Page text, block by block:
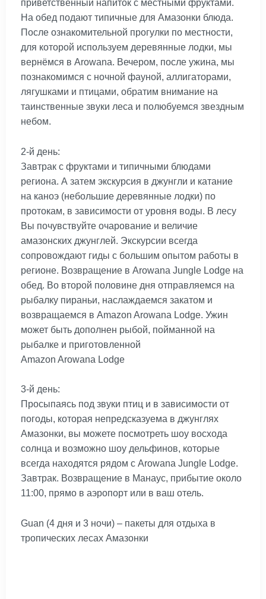
приветственный напиток с местными фруктами.
На обед подают типичные для Амазонки блюда.
После ознакомительной прогулки по местности,
для которой используем деревянные лодки, мы
вернёмся в Arowana. Вечером, после ужина, мы
познакомимся с ночной фауной, аллигаторами,
лягушками и птицами, обратим внимание на
таинственные звуки леса и полюбуемся звездным
небом.
2-й день:
Завтрак с фруктами и типичными блюдами
региона. А затем экскурсия в джунгли и катание
на каноэ (небольшие деревянные лодки) по
протокам, в зависимости от уровня воды. В лесу
Вы почувствуйте очарование и величие
амазонских джунглей. Экскурсии всегда
сопровождают гиды с большим опытом работы в
регионе. Возвращение в Arowana Jungle Lodge на
обед. Во второй половине дня отправляемся на
рыбалку пираньи, наслаждаемся закатом и
возвращаемся в Amazon Arowana Lodge. Ужин
может быть дополнен рыбой, пойманной на
рыбалке и приготовленной
Amazon Arowana Lodge
3-й день:
Просыпаясь под звуки птиц и в зависимости от
погоды, которая непредсказуема в джунглях
Амазонки, вы можете посмотреть шоу восхода
солнца и возможно шоу дельфинов, которые
всегда находятся рядом с Arowana Jungle Lodge.
Завтрак. Возвращение в Манаус, прибытие около
11:00, прямо в аэропорт или в ваш отель.
Guan (4 дня и 3 ночи) – пакеты для отдыха в
тропических лесах Амазонки